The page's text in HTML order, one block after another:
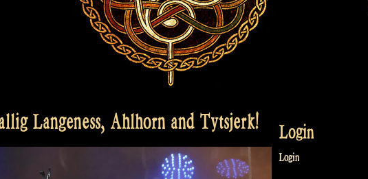
Langeness, Ahlhorn and Tytsjerk! Login
Login